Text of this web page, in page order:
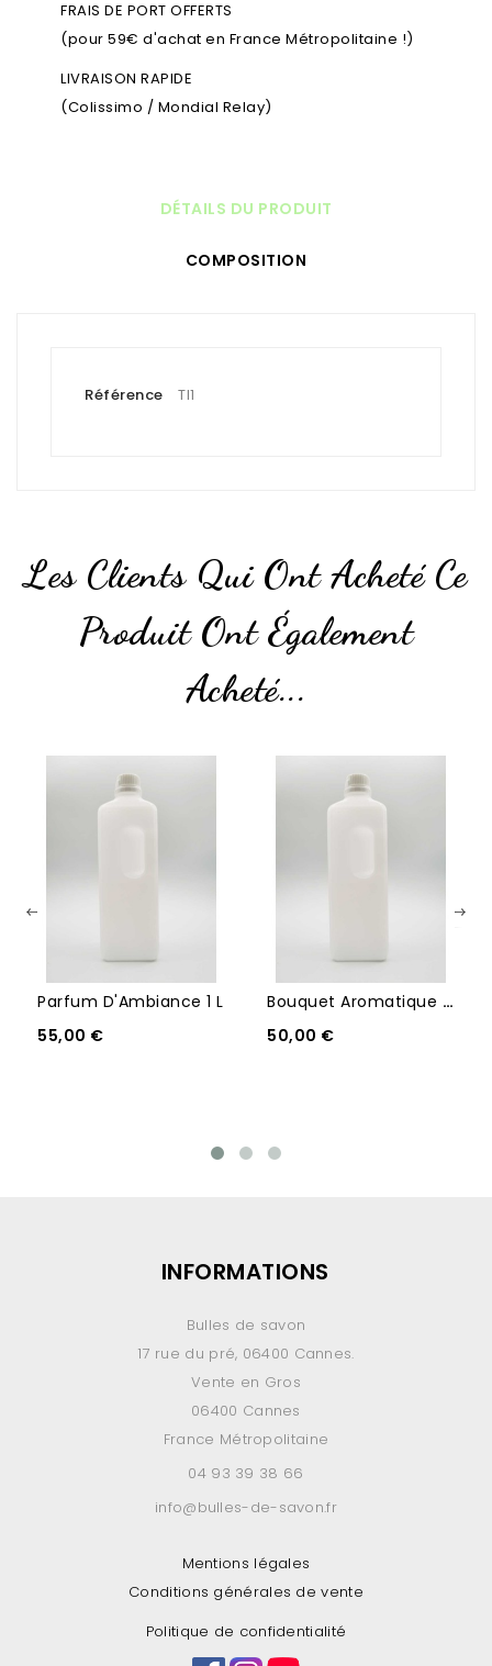
FRAIS DE PORT OFFERTS
(pour 59€ d'achat en France Métropolitaine !)
LIVRAISON RAPIDE
(Colissimo / Mondial Relay)
DÉTAILS DU PRODUIT
COMPOSITION
Référence TI1
Les Clients Qui Ont Acheté Ce
Produit Ont Également
Acheté...
Parfum D'Ambiance 1 L
55,00 €
Bouquet Aromatique 1 L
50,00 €
INFORMATIONS
Bulles de savon
17 rue du pré, 06400 Cannes.
Vente en Gros
06400 Cannes
France Métropolitaine
04 93 39 38 66
info@bulles-de-savon.fr
Mentions légales
Conditions générales de vente
Politique de confidentialité